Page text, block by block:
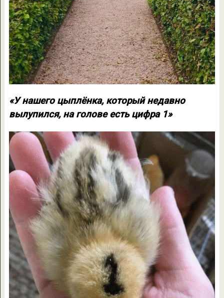
«У нашего цыплёнка, который недавно
вылупился, на голове есть цифра 1»